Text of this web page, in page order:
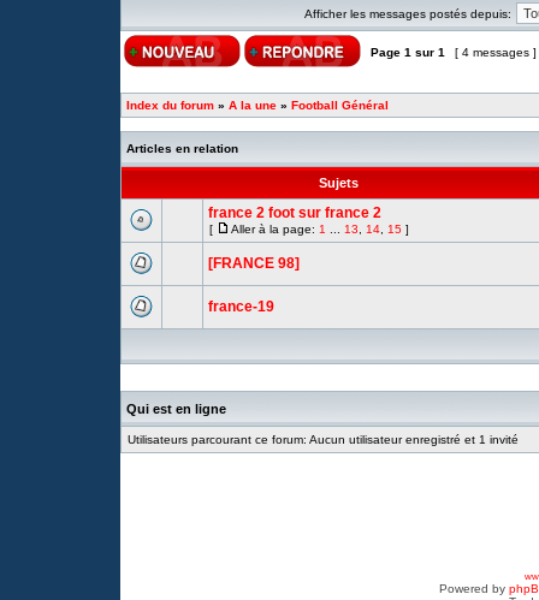
Afficher les messages postés depuis:
Page 1 sur 1 [ 4 messages ]
Index du forum » A la une » Football Général
Articles en relation
Sujets
france 2 foot sur france 2
[ Aller à la page: 1 13 14 15 ]
[FRANCE 98]
france-19
Qui est en ligne
Utilisateurs parcourant ce forum: Aucun utilisateur enregistré et 1 invité
Powered by